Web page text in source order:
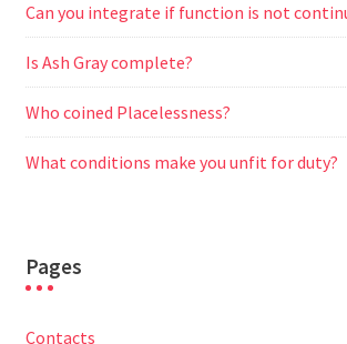
Can you integrate if function is not
Is Ash Gray complete?
Who coined Placelessness?
What conditions make you unfit for duty?
Pages
Contacts